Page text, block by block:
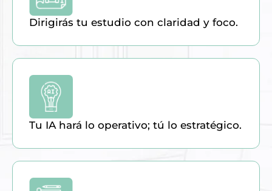
Dirigirás tu estudio con claridad y foco.
Tu IA hará lo operativo; tú lo estratégico.